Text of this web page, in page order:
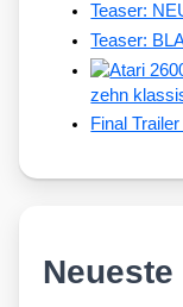
Teaser:
Teaser:
zehn
Final